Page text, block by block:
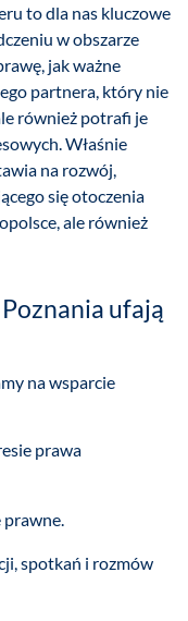
to dla nas kluczowe
w obszarze
jak ważne
partnera, który nie
również potrafi je
Właśnie
na rozwój,
się otoczenia
ale również
ufają
na wsparcie
prawa
prawne.
spotkań i rozmów